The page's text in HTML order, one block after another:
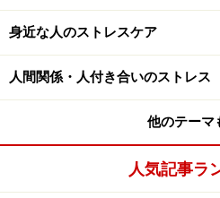
服法」を併せてご覧下さい。
す。サラリーマン生活を終え
新しい人生に適応できず、ポ
われやすくなります。また、
要のない存在」と感じること
身近な人のストレスケア
人間関係・人付き合いのストレス
他のテーマ
人気記事ラ